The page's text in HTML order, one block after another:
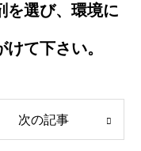
を選び、環境に
て下さい。
次の記事